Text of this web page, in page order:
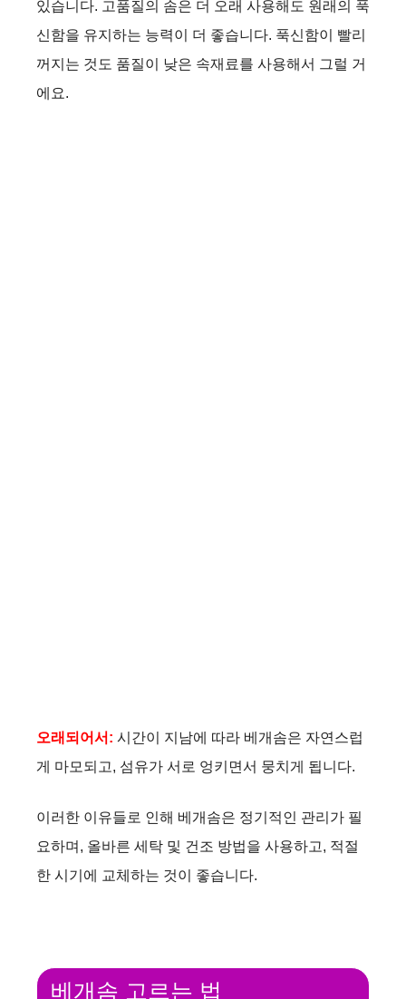
있습니다. 고품질의 솜은 더 오래 사용해도 원래의 푹
신함을 유지하는 능력이 더 좋습니다. 푹신함이 빨리
꺼지는 것도 품질이 낮은 속재료를 사용해서 그럴 거
에요.
오래되어서: 시간이 지남에 따라 베개솜은 자연스럽
게 마모되고, 섬유가 서로 엉키면서 뭉치게 됩니다.
이러한 이유들로 인해 베개솜은 정기적인 관리가 필
요하며, 올바른 세탁 및 건조 방법을 사용하고, 적절
한 시기에 교체하는 것이 좋습니다.
베개솜 고르는 법